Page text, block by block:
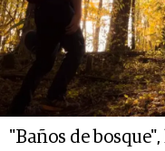
"Baños de